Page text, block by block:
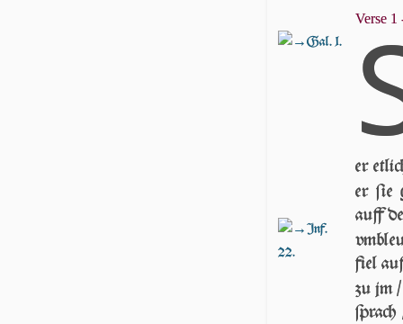
Verse 1
Gal. 1.
Inf.
22.
er
er ſie
auff
fiel
zu jm